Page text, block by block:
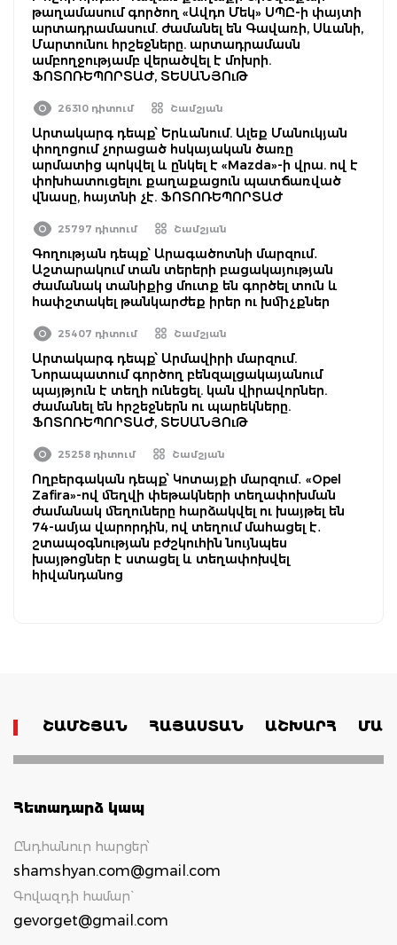
թաղամասում գործող «Ավդո Մեկ» ՍՊԸ-ի փայտի
արտադրամասում. ժամանել են Գավառի, Սևանի,
Մարտունու հրշեջները. արտադրամասն
ամբողջությամբ վերածվել է մոխրի.
ՖՈՏՈՌԵՊՈՐՏԱԺ, ՏԵՍԱՆՅՈւԹ
26310 դիտում Շամշյան
Արտակարգ դեպք՝ Երևանում. Ալեք Մանուկյան
փողոցում չորացած հսկայական ծառը
արմատից պոկվել և ընկել է «Mazda»-ի վրա. ով է
փոխհատուցելու քաղաքացուն պատճառված
վնասը, հայտնի չէ. ՖՈՏՈՌԵՊՈՐՏԱԺ
25797 դիտում Շամշյան
Գողության դեպք՝ Արագածոտնի մարզում․
Աշտարակում տան տերերի բացակայության
ժամանակ տանիքից մուտք են գործել տուն և
հափշտակել թանկարժեք իրեր ու խմիչքներ
25407 դիտում Շամշյան
Արտակարգ դեպք՝ Արմավիրի մարզում.
Նորապատում գործող բենզալցակայանում
պայթյուն է տեղի ունեցել. կան վիրավորներ.
ժամանել են հրշեջներն ու պարեկները.
ՖՈՏՈՌԵՊՈՐՏԱԺ, ՏԵՍԱՆՅՈւԹ
25258 դիտում Շամշյան
Ողբերգական դեպք՝ Կոտայքի մարզում․ «Opel
Zafira»-ով մեղվի փեթակների տեղափոխման
ժամանակ մեղուները հարձակվել ու խայթել են
74-ամյա վարորդին, ով տեղում մահացել է․
շտապօգնության բժշկուհին նույնպես
խայթոցներ է ստացել և տեղափոխվել
հիվանդանոց
ՇԱՄՇՅԱՆ ՀԱՅԱՍՏԱՆ ԱՇԽԱՐՀ
Հետադարձ կապ
Ընդհանուր հարցեր՝
shamshyan.com@gmail.com
Գովազդի համար`
gevorget@gmail.com